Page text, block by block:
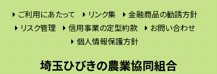
ご利用にあたって リンク集
金融商品の勧誘方針
リスク管理
信用事業の定型約款
お問い合わせ
個人情報保護方針
埼玉ひびきの農業協同組合